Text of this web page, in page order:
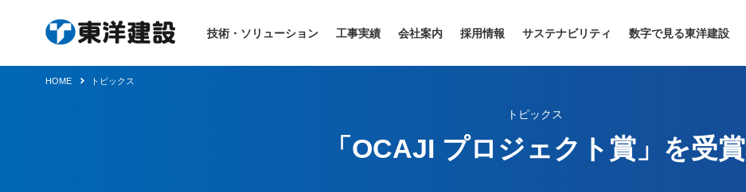
技術・ソリューション 工事実績 会社案内 採用情報 サステナビリティ 数字で見る東洋建設
HOME トピックス
トピックス
「OCAJI プロジェクト賞」を受賞